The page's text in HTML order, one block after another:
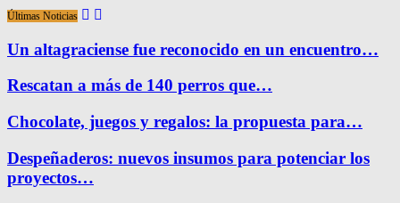
Últimas Noticias
Un altagraciense fue reconocido en un encuentro…
Rescatan a más de 140 perros que…
Chocolate, juegos y regalos: la propuesta para…
Despeñaderos: nuevos insumos para potenciar los
proyectos…